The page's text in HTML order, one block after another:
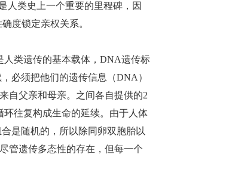
人类史上一个重要的里程碑，因
度锁定亲权关系。
类遗传的基本载体，DNA遗传标
必须把他们的遗传信息（DNA）
自父亲和母亲。之间各自提供的2
环往复构成生命的延续。由于人体
是随机的，所以除同卵双胞胎以
管遗传多态性的存在，但每一个